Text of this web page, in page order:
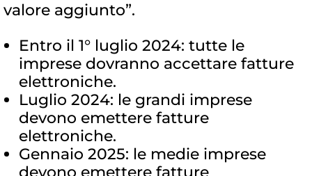
valore aggiunto”.
Entro il 1° luglio 2024: tutte le
imprese dovranno accettare fatture
elettroniche.
Luglio 2024: le grandi imprese
devono emettere fatture
elettroniche.
Gennaio 2025: le medie imprese